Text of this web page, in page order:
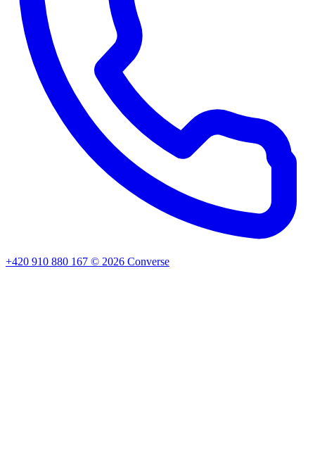
+420 910 880 167 © 2026 Converse